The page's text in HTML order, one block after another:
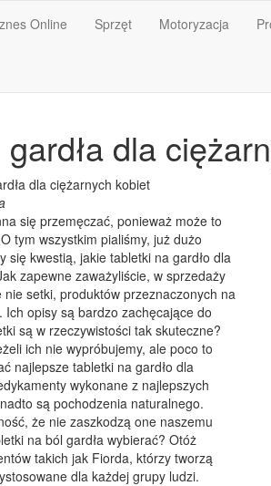
Online Sprzęt Motoryzacja
dla
dla ciężarnych kobiet
się przemęczać, ponieważ może to
tym wszystkim pialiśmy, już dużo
się kwestią, jakie tabletki na gardło dla
zapewne zaważyliście, w sprzedaży
setki, produktów przeznaczonych na
Ich opisy są bardzo zachęcające do
są w rzeczywistości tak skuteczne?
ich nie wypróbujemy, ale poco to
najlepsze tabletki na gardło dla
wykonane z najlepszych
są pochodzenia naturalnego.
że nie zaszkodzą one naszemu
na ból gardła wybierać? Otóż
takich jak Fiorda, którzy tworzą
dla każdej grupy ludzi.